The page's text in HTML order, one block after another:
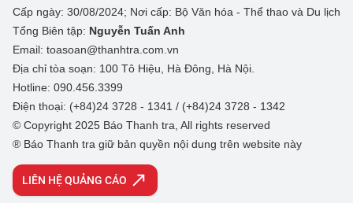
Cấp ngày: 30/08/2024; Nơi cấp: Bộ Văn hóa - Thể thao và Du lịch
Tổng Biên tập: Nguyễn Tuấn Anh
Email: toasoan@thanhtra.com.vn
Địa chỉ tòa soạn: 100 Tô Hiệu, Hà Đông, Hà Nội.
Hotline: 090.456.3399
Điện thoại: (+84)24 3728 - 1341 / (+84)24 3728 - 1342
© Copyright 2025 Báo Thanh tra, All rights reserved
® Báo Thanh tra giữ bản quyền nội dung trên website này
LIÊN HỆ QUẢNG CÁO